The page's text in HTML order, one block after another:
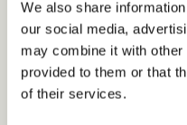
We also share
our social media,
may combine it with other
provided to them or that
of their services.
Piratenspiel Pippi
Langstrumpf (Schwedisch)
PIPPI LANGSTRUMPF